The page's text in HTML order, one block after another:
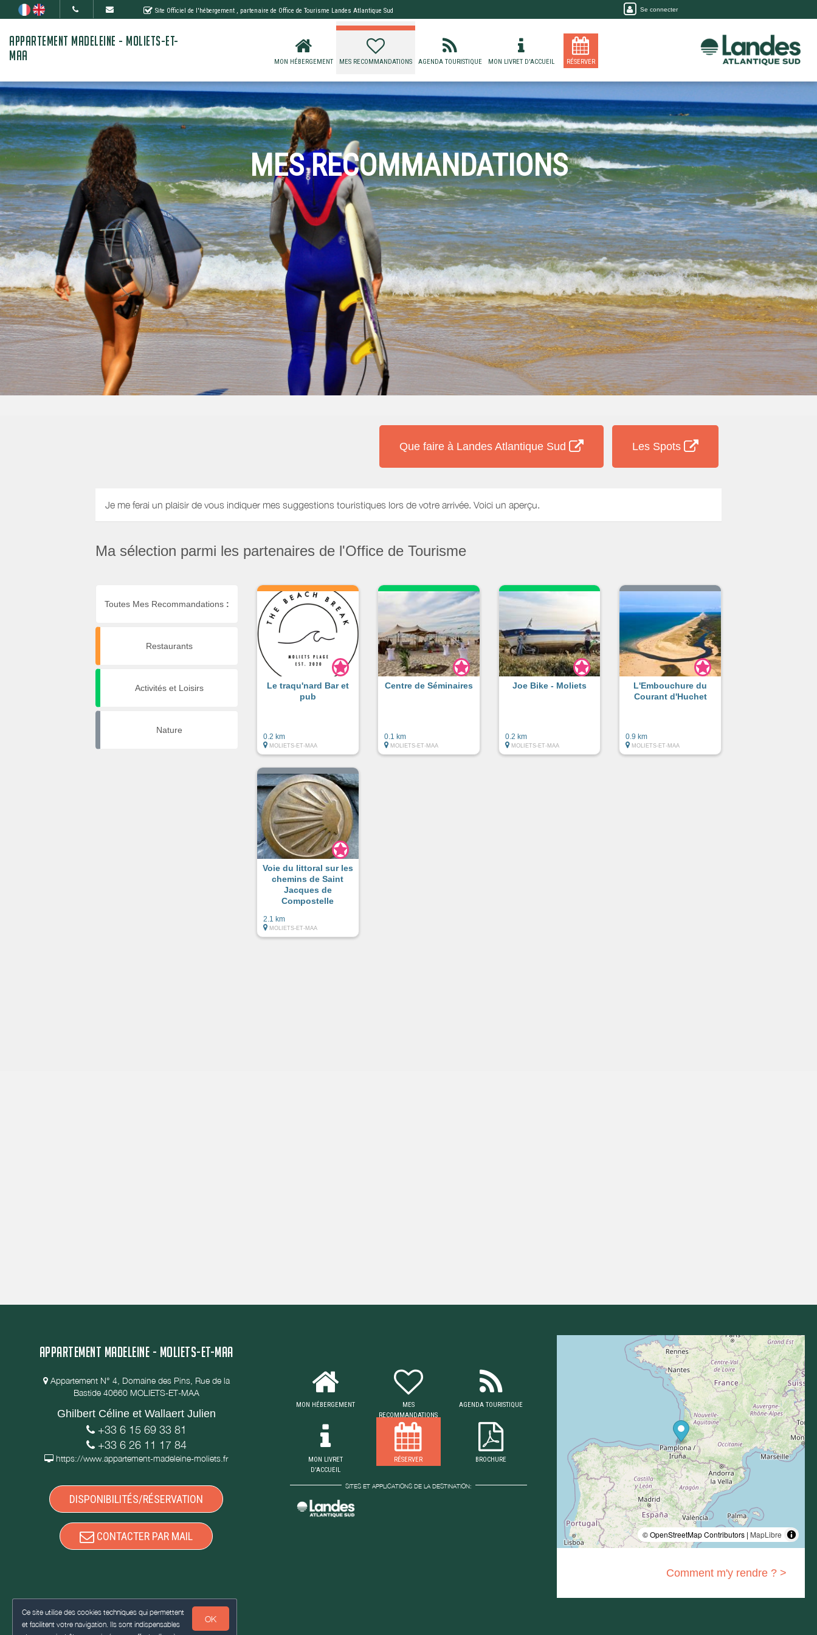
Ce site utilise des cookies techniques qui permettent
et facilitent votre navigation. Ils sont indispensables
OK
Site Officiel de l'hébergement , partenaire de Office de Tourisme Landes Atlantique Sud Se connecter
APPARTEMENT MADELEINE - MOLIETS-ET-
MAA
MON HÉBERGEMENT MES RECOMMANDATIONS AGENDA TOURISTIQUE MON LIVRET D'ACCUEIL RÉSERVER
MES RECOMMANDATIONS
Que faire à Landes Atlantique Sud Les Spots
Je me ferai un plaisir de vous indiquer mes suggestions touristiques lors de votre arrivée. Voici un aperçu.
Ma sélection parmi les partenaires de l'Office de Tourisme
Toutes Mes Recommandations :
Restaurants
Activités et Loisirs
Nature
Le traqu'nard Bar et
pub
0.2 km
MOLIETS-ET-MAA
Centre de Séminaires
0.1 km
MOLIETS-ET-MAA
Joe Bike - Moliets
0.2 km
MOLIETS-ET-MAA
L'Embouchure du
Courant d'Huchet
0.9 km
MOLIETS-ET-MAA
Voie du littoral sur les
chemins de Saint
Jacques de
Compostelle
2.1 km
MOLIETS-ET-MAA
APPARTEMENT MADELEINE - MOLIETS-ET-MAA
Appartement N° 4, Domaine des Pins, Rue de la
Bastide 40660 MOLIETS-ET-MAA
Ghilbert Céline et Wallaert Julien
+33 6 15 69 33 81
+33 6 26 11 17 84
https://www.appartement-madeleine-moliets.fr
DISPONIBILITÉS/RÉSERVATION
CONTACTER PAR MAIL
MON HÉBERGEMENT
MES
RECOMMANDATIONS
AGENDA TOURISTIQUE
MON LIVRET
D'ACCUEIL
RÉSERVER BROCHURE
SITES ET APPLICATIONS DE LA DESTINATION:
© OpenStreetMap Contributors | MapLibre
Comment m'y rendre ? >